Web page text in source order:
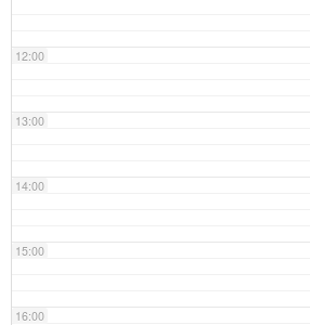
12:00
13:00
14:00
15:00
16:00